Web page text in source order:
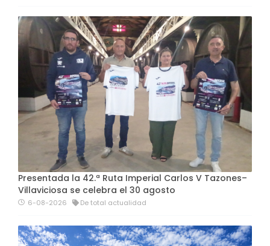
Presentada la 42.ª Ruta Imperial Carlos V Tazones–
Villaviciosa se celebra el 30 agosto
6-08-2026 De total actualidad